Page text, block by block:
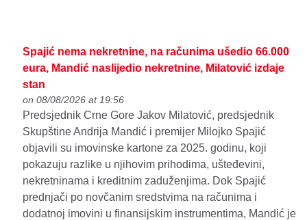
Spajić nema nekretnine, na računima ušedio 66.000
eura, Mandić naslijedio nekretnine, Milatović izdaje
stan
on 08/08/2026 at 19:56
Predsjednik Crne Gore Jakov Milatović, predsjednik
Skupštine Andrija Mandić i premijer Milojko Spajić
objavili su imovinske kartone za 2025. godinu, koji
pokazuju razlike u njihovim prihodima, ušteđevini,
nekretninama i kreditnim zaduženjima. Dok Spajić
prednjači po novčanim sredstvima na računima i
dodatnoj imovini u finansijskim instrumentima, Mandić je